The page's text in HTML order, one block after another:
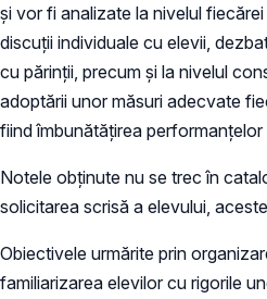
și vor fi analizate la nivelul
discuții individuale cu elevii,
cu părinții, precum și la nivelul
adoptării unor măsuri adecvate
fiind îmbunătățirea performanțelor
Notele obținute nu se trec în
solicitarea scrisă a elevului,
Obiectivele urmărite prin
familiarizarea elevilor cu rigorile